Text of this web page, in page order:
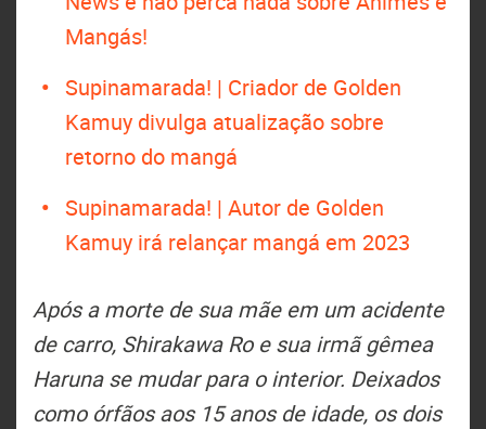
Mangás!
Supinamarada! | Criador de Golden
Kamuy divulga atualização sobre
retorno do mangá
Supinamarada! | Autor de Golden
Kamuy irá relançar mangá em 2023
Após a morte de sua mãe em um acidente
de carro, Shirakawa Ro e sua irmã gêmea
Haruna se mudar para o interior. Deixados
como órfãos aos 15 anos de idade, os dois